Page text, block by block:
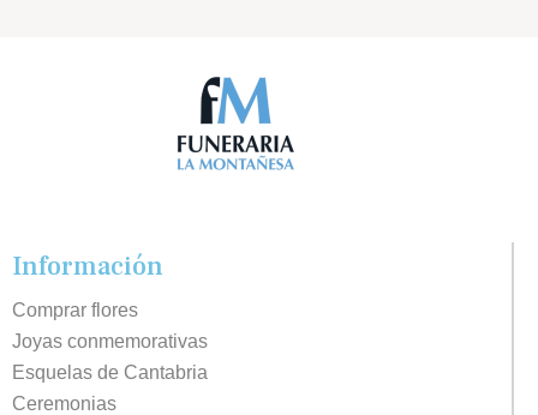
Información
Comprar flores
Joyas conmemorativas
Esquelas de Cantabria
Ceremonias